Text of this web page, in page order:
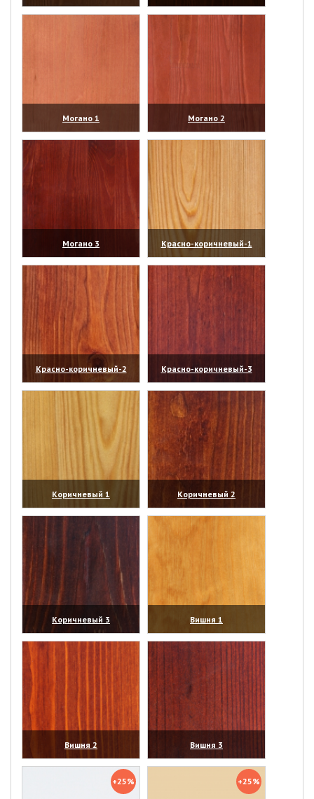
(увеличить) (увеличить)
Могано 1
(увеличить)
Могано 2
(увеличить)
Могано 3
(увеличить)
Красно-коричневый-1
(увеличить)
Красно-коричневый-2
(увеличить)
Красно-коричневый-3
(увеличить)
Коричневый 1
(увеличить)
Коричневый 2
(увеличить)
Коричневый 3
(увеличить)
Вишня 1
(увеличить)
Вишня 2
(увеличить)
Вишня 3
(увеличить)
+25%
+25%